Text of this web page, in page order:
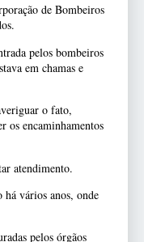
de Bombeiros
pelos bombeiros
em chamas e
o fato,
os encaminhamentos
atendimento.
vários anos, onde
pelos órgãos